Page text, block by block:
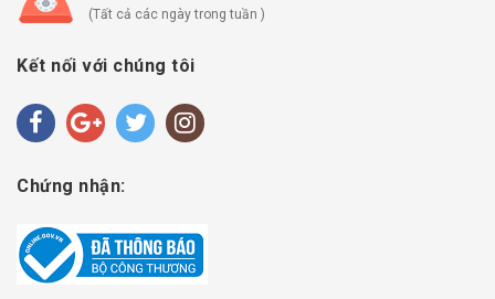
(Tất cả các ngày trong tuần )
Kết nối với chúng tôi
Chứng nhận: